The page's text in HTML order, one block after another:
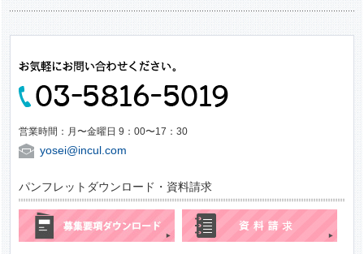
営業時間：月〜金曜日 9：00〜17：30
yosei@incul.com
パンフレットダウンロード・資料請求